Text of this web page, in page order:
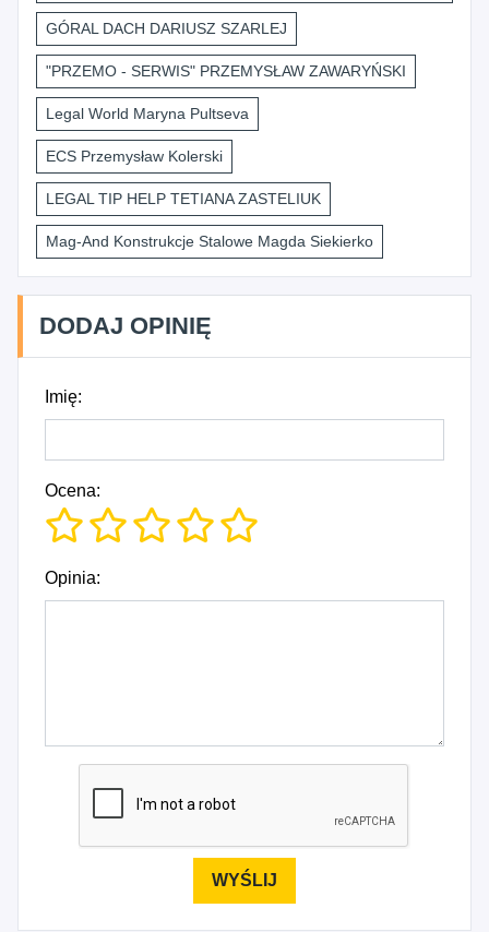
GÓRAL DACH DARIUSZ SZARLEJ
"PRZEMO - SERWIS" PRZEMYSŁAW ZAWARYŃSKI
Legal World Maryna Pultseva
ECS Przemysław Kolerski
LEGAL TIP HELP TETIANA ZASTELIUK
Mag-And Konstrukcje Stalowe Magda Siekierko
DODAJ OPINIĘ
Imię:
Ocena:
Opinia: